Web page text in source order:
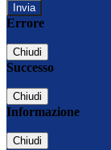
Errore
Chiudi
Successo
Chiudi
Informazione
Chiudi